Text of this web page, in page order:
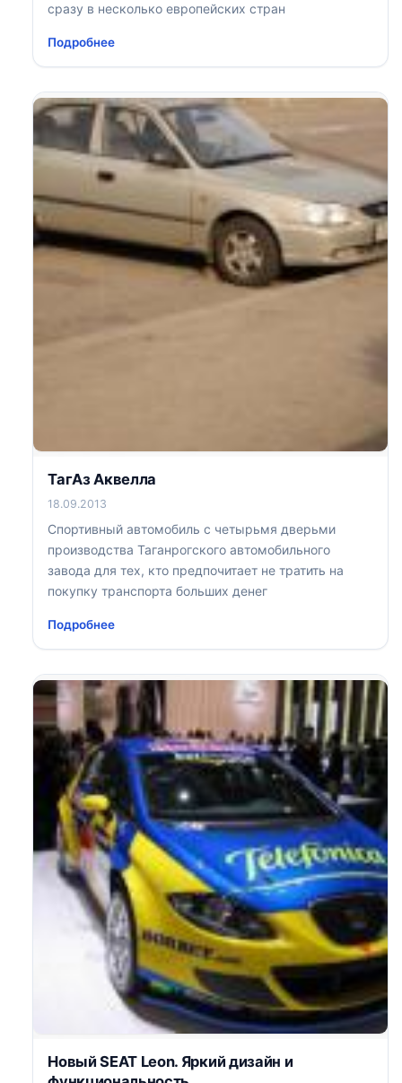
сразу в несколько европейских стран
Подробнее
ТагАз Аквелла
18.09.2013
Спортивный автомобиль с четырьмя дверьми
производства Таганрогского автомобильного
завода для тех, кто предпочитает не тратить на
покупку транспорта больших денег
Подробнее
Новый SEAT Leon. Яркий дизайн и